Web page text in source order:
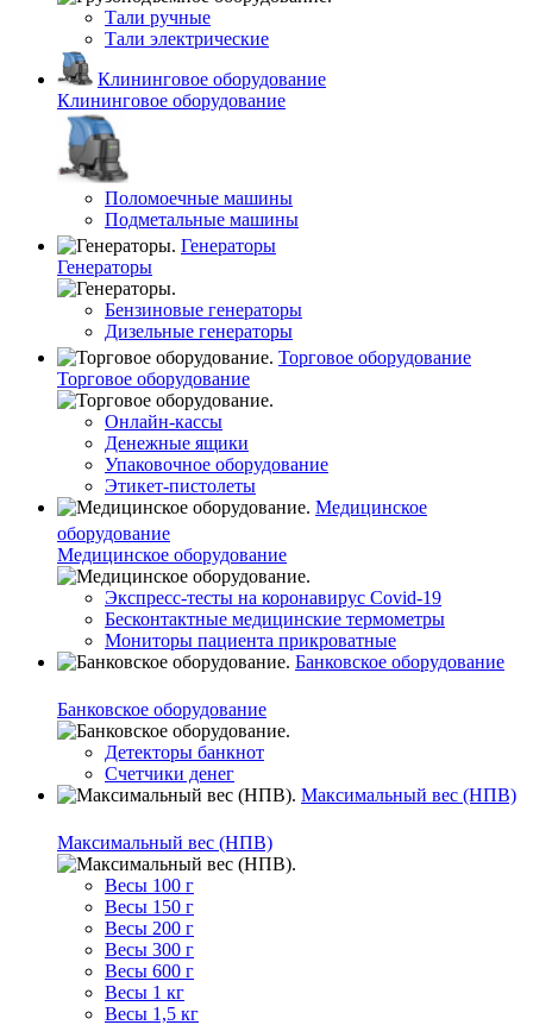
Тали ручные
Тали электрические
Клининговое оборудование
Клининговое оборудование
Поломоечные машины
Подметальные машины
Генераторы
Генераторы
Бензиновые генераторы
Дизельные генераторы
Торговое оборудование
Торговое оборудование
Онлайн-кассы
Денежные ящики
Упаковочное оборудование
Этикет-пистолеты
Медицинское
оборудование
Медицинское оборудование
Экспресс-тесты на коронавирус Covid-19
Бесконтактные медицинские термометры
Мониторы пациента прикроватные
Банковское оборудование
Банковское оборудование
Детекторы банкнот
Счетчики денег
Максимальный вес (НПВ)
Максимальный вес (НПВ)
Весы 100 г
Весы 150 г
Весы 200 г
Весы 300 г
Весы 600 г
Весы 1 кг
Весы 1,5 кг